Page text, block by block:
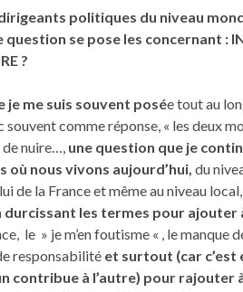
politiques du niveau
question se pose les concernant :
?
je me suis souvent posée tout au
souvent comme réponse, « les deux
de nuire…, une question que je
où nous vivons aujourd’hui, du
de la France et même au niveau local,
durcissant les termes pour ajouter
le » je m’en foutisme « , le manque
responsabilité et surtout (car c’est
contribue à l’autre) pour rajouter